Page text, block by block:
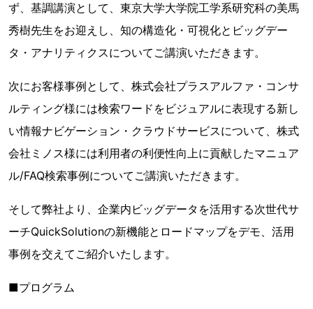
ず、基調講演として、東京大学大学院工学系研究科の美馬
秀樹先生をお迎えし、知の構造化・可視化とビッグデー
タ・アナリティクスについてご講演いただきます。
次にお客様事例として、株式会社プラスアルファ・コンサ
ルティング様には検索ワードをビジュアルに表現する新し
い情報ナビゲーション・クラウドサービスについて、株式
会社ミノス様には利用者の利便性向上に貢献したマニュア
ル/FAQ検索事例についてご講演いただきます。
そして弊社より、企業内ビッグデータを活用する次世代サ
ーチQuickSolutionの新機能とロードマップをデモ、活用
事例を交えてご紹介いたします。
■プログラム